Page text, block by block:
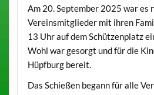
Am 20. September 2025 war es
Vereinsmitglieder mit ihren
13 Uhr auf dem Schützenplatz
Wohl war gesorgt und für die
Hüpfburg bereit.
Das Schießen begann für alle